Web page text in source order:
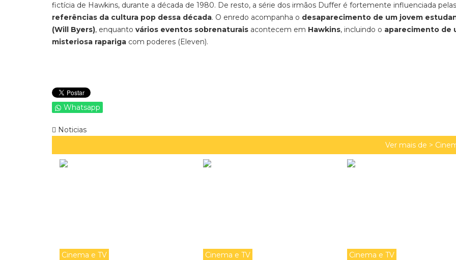
fictícia de Hawkins, durante a década de 1980. De resto, a série dos irmãos Duffer é fortemente influenciada pelas
referências da cultura pop dessa década. O enredo acompanha o desaparecimento de um jovem
(Will Byers), enquanto vários eventos sobrenaturais acontecem em Hawkins, incluindo o aparecimento de
misteriosa rapariga com poderes (Eleven).
Whatsapp
Noticias
Ver mais de >
Cinema e TV Cinema e TV Cinema e TV